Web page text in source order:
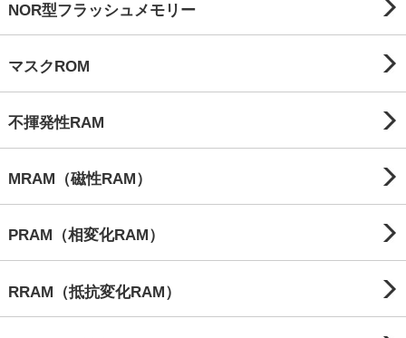
NOR型フラッシュメモリー
マスクROM
不揮発性RAM
MRAM（磁性RAM）
PRAM（相変化RAM）
RRAM（抵抗変化RAM）